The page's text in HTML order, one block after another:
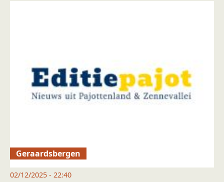
Geraardsbergen
02/12/2025 - 22:40